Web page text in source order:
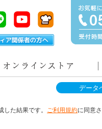
データ
た結果です。 ご利用規約に同意